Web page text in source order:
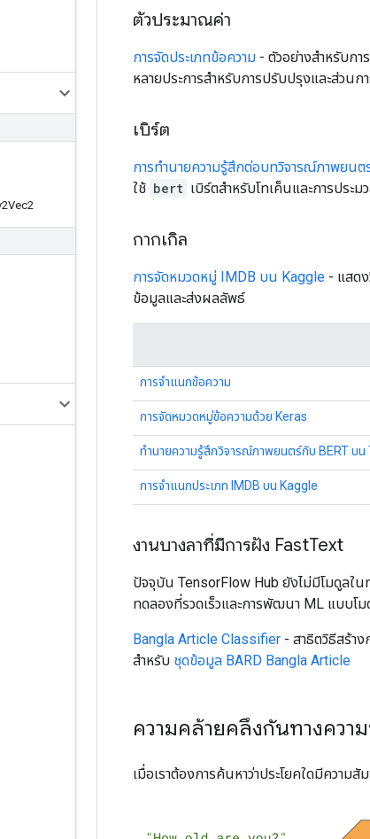
ตัวประมาณค่า
การจัดประเภทข้อความ - ตัวอย่างสำหรับก
หลายประการสำหรับการปรับปรุงและส่วนก
เบิร์ต
การทำนายความรู้สึกต่อบทวิจารณ์ภาพยนต
ใช้ bert เบิร์ตสำหรับโทเค็นและการประ
กากเกิล
การจัดหมวดหมู่ IMDB บน ​​Kaggle - แสด
ข้อมูลและส่งผลลัพธ์
การจำแนกข้อความ
การจัดหมวดหมู่ข้อความด้วย Keras
ทำนายความรู้สึกวิจารณ์ภาพยนตร์กับ BERT บน
การจำแนกประเภท IMDB บน ​​Kaggle
งานบางลาที่มีการฝัง FastText
ปัจจุบัน TensorFlow Hub ยังไม่มีโมดูลใ
ทดลองที่รวดเร็วและการพัฒนา ML แบบโม
Bangla Article Classifier - สาธิตวิธีสร้า
สำหรับ ชุดข้อมูล BARD Bangla Article
ความคล้ายคลึงกันทางควา
เมื่อเราต้องการค้นหาว่าประโยคใดมีควา